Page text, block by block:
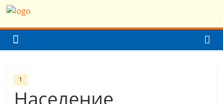
Skip
content
Население
Земли
(мира)
Население
1
Население